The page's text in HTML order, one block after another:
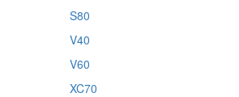
S80
V40
V60
XC70